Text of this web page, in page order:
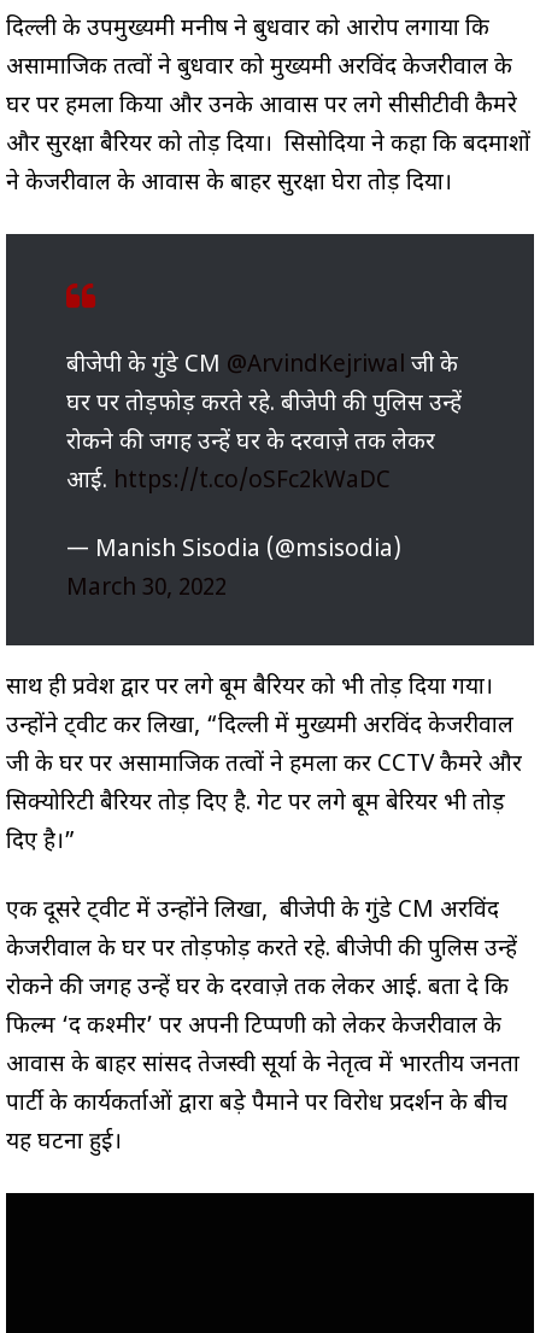
दिल्ली के उपमुख्यमंत्री मनीष ने बुधवार को आरोप लगाया कि
असामाजिक तत्वों ने बुधवार को मुख्यमंत्री अरविंद केजरीवाल के
घर पर हमला किया और उनके आवास पर लगे सीसीटीवी कैमरे
और सुरक्षा बैरियर को तोड़ दिया। सिसोदिया ने कहा कि बदमाशों
ने केजरीवाल के आवास के बाहर सुरक्षा घेरा तोड़ दिया।
बीजेपी के गुंडे CM @ArvindKejriwal जी के
घर पर तोड़फोड़ करते रहे. बीजेपी की पुलिस उन्हें
रोकने की जगह उन्हें घर के दरवाज़े तक लेकर
आई. https://t.co/oSFc2kWaDC
— Manish Sisodia (@msisodia)
March 30, 2022
साथ ही प्रवेश द्वार पर लगे बूम बैरियर को भी तोड़ दिया गया।
उन्होंने ट्वीट कर लिखा, “दिल्ली में मुख्यमंत्री अरविंद केजरीवाल
जी के घर पर असामाजिक तत्वों ने हमला कर CCTV कैमरे और
सिक्योरिटी बैरियर तोड़ दिए है. गेट पर लगे बूम बेरियर भी तोड़
दिए है।”
एक दूसरे ट्वीट में उन्होंने लिखा, बीजेपी के गुंडे CM अरविंद
केजरीवाल के घर पर तोड़फोड़ करते रहे. बीजेपी की पुलिस उन्हें
रोकने की जगह उन्हें घर के दरवाज़े तक लेकर आई. बता दे कि
फिल्म ‘द कश्मीर’ पर अपनी टिप्पणी को लेकर केजरीवाल के
आवास के बाहर सांसद तेजस्वी सूर्या के नेतृत्व में भारतीय जनता
पार्टी के कार्यकर्ताओं द्वारा बड़े पैमाने पर विरोध प्रदर्शन के बीच
यह घटना हुई।